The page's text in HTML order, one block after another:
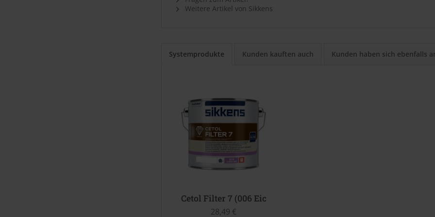
Weitere Artikel von Sikkens
Systemprodukte Kunden kauften auch Kunden haben sich ebenfalls
Cetol Filter 7 (006 Eiche Hell)
28,49 €